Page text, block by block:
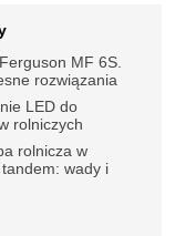
MF 6S.
rozwiązania
LED do
rolniczych
rolnicza w
tandem: wady i